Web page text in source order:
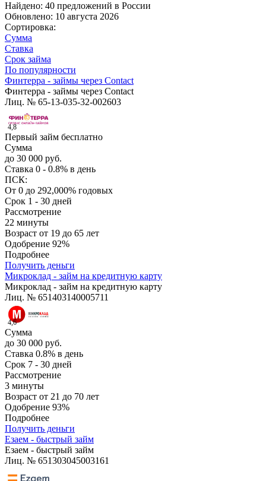
Найдено: 40 предложений в России
Обновлено: 10 августа 2026
Сортировка:
Сумма
Ставка
Срок займа
По популярности
Финтерра - займы через Contact
Финтерра - займы через Contact
Лиц. № 65-13-035-32-002603
4,8
Первый займ бесплатно
Сумма
до 30 000 руб.
Ставка 0 - 0.8% в день
ПСК:
От 0 до 292,000% годовых
Срок 1 - 30 дней
Рассмотрение
22 минуты
Возраст от 19 до 65 лет
Одобрение 92%
Подробнее
Получить деньги
Микроклад - займ на кредитную карту
Микроклад - займ на кредитную карту
Лиц. № 651403140005711
4,6
Сумма
до 30 000 руб.
Ставка 0.8% в день
Срок 7 - 30 дней
Рассмотрение
3 минуты
Возраст от 21 до 70 лет
Одобрение 93%
Подробнее
Получить деньги
Езаем - быстрый займ
Езаем - быстрый займ
Лиц. № 651303045003161